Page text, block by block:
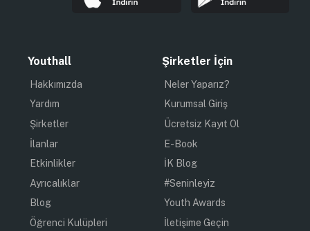
Youthall
Hakkımızda
Yardım
Şirketler
İlanlar
Etkinlikler
Ayrıcalıklar
Blog
Öğrenci Kulüpleri
Şirketler İçin
Neler Yaparız?
Kurumsal Giriş
Ücretsiz Kayıt Ol
E-Book
İK Blog
#Seninleyiz
Youth Awards
İletişime Geçin